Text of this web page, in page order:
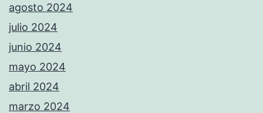
agosto 2024
julio 2024
junio 2024
mayo 2024
abril 2024
marzo 2024